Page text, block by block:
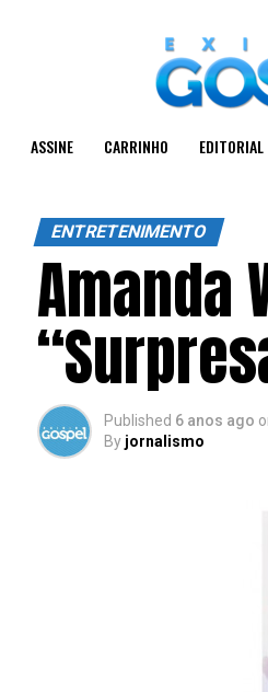
ASSINE CARRINHO EDITORIAL
ENTRETENIMENTO
Amanda
Published 6 anos ago
By jornalismo